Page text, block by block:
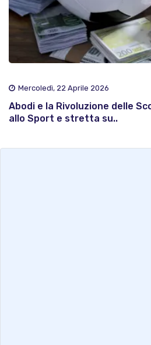
Mercoledì, 22 Aprile 2026
Abodi e la Rivoluzione delle
allo Sport e stretta su..